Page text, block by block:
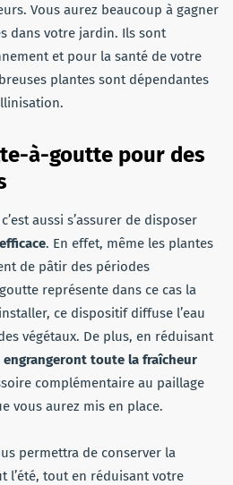
Vous aurez beaucoup à gagner
dans votre jardin. Ils sont
et pour la santé de votre
plantes sont dépendantes
à-goutte pour des
aussi s’assurer de disposer
. En effet, même les plantes
de pâtir des périodes
représente dans ce cas la
ce dispositif diffuse l’eau
végétaux. De plus, en réduisant
engrangeront toute la fraîcheur
complémentaire au paillage
vous aurez mis en place.
permettra de conserver la
l’été, tout en réduisant votre